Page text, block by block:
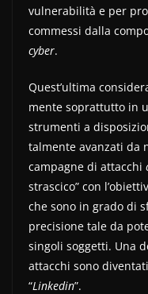
vulnerabilità e per
commessi dalla
cyber.
Quest’ultima
mente soprattutto in
strumenti a
talmente avanzati da
campagne di attacchi
strascico” con
che sono in grado di
precisione tale da
singoli soggetti. Una
attacchi sono
“Linkedin”.